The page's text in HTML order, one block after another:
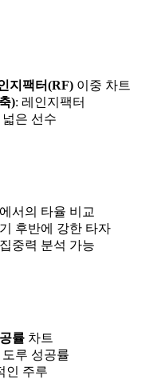
지팩터(RF) 이중 차트
): 레인지팩터
은 선수
에서의 타율 비교
후반에 강한 타자
중력 분석 가능
률 차트
루 성공률
인 주루